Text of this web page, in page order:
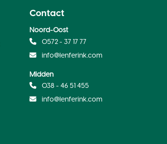
Contact
Noord-Oost
0572 - 37 17 77
info@lenferink.com
Midden
038 - 46 51 455
info@lenferink.com